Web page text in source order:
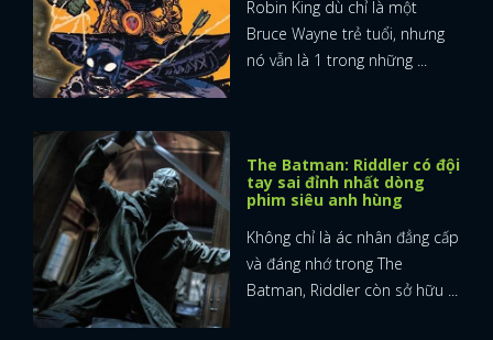
Robin King dù chỉ là một
Bruce Wayne trẻ tuổi, nhưng
nó vẫn là 1 trong những ...
The Batman: Riddler có đội
tay sai đỉnh nhất dòng
phim siêu anh hùng
Không chỉ là ác nhân đẳng cấp
và đáng nhớ trong The
Batman, Riddler còn sở hữu ...